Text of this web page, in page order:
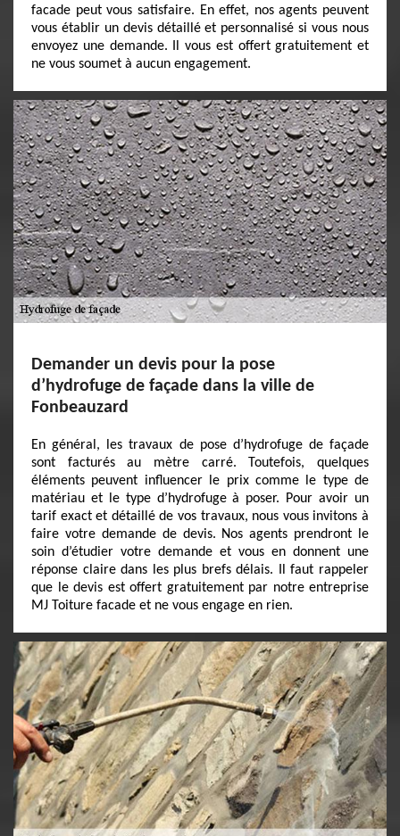
facade peut vous satisfaire. En effet, nos agents peuvent
vous établir un devis détaillé et personnalisé si vous nous
envoyez une demande. Il vous est offert gratuitement et
ne vous soumet à aucun engagement.
Demander un devis pour la pose
d’hydrofuge de façade dans la ville de
Fonbeauzard
En général, les travaux de pose d’hydrofuge de façade
sont facturés au mètre carré. Toutefois, quelques
éléments peuvent influencer le prix comme le type de
matériau et le type d’hydrofuge à poser. Pour avoir un
tarif exact et détaillé de vos travaux, nous vous invitons à
faire votre demande de devis. Nos agents prendront le
soin d’étudier votre demande et vous en donnent une
réponse claire dans les plus brefs délais. Il faut rappeler
que le devis est offert gratuitement par notre entreprise
MJ Toiture facade et ne vous engage en rien.